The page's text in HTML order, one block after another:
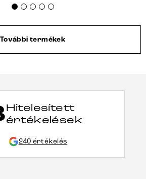
További termékek
Hitelesített
értékelések
240 értékelés